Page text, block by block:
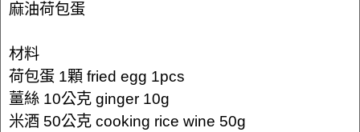
麻油荷包蛋
材料
荷包蛋 1顆 fried egg 1pcs
薑絲 10公克 ginger 10g
米酒 50公克 cooking rice wine 50g